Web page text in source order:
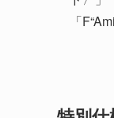
「